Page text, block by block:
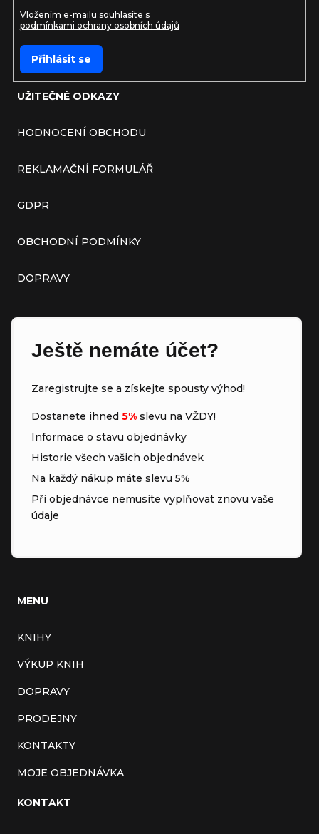
UŽITEČNÉ ODKAZY
HODNOCENÍ OBCHODU
REKLAMAČNÍ FORMULÁŘ
GDPR
OBCHODNÍ PODMÍNKY
DOPRAVY
Ještě nemáte účet?
Zaregistrujte se a získejte spousty výhod!
Dostanete ihned 5% slevu na VŽDY!
Informace o stavu objednávky
Historie všech vašich objednávek
Na každý nákup máte slevu 5%
Při objednávce nemusíte vyplňovat znovu vaše
údaje
MENU
KNIHY
VÝKUP KNIH
DOPRAVY
PRODEJNY
KONTAKTY
MOJE OBJEDNÁVKA
Vložením e-mailu souhlasíte s
podmínkami ochrany osobních údajů
Přihlásit se
KONTAKT